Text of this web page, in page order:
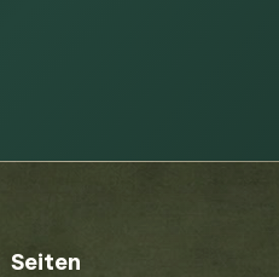
Seiten